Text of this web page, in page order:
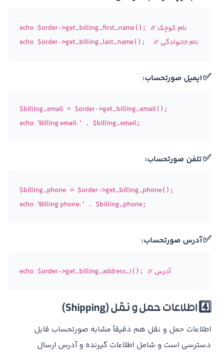
echo $order->get_billing_first_name();
// نام کوچک
echo $order->get_billing_last_name(); // نام خانوادگی
✅ایمیل صورتحساب:
$billing_email = $order->get_billing_email
echo 'Billing email: ' . $billing_email
✅تلفن صورتحساب:
$billing_phone = $order->get_billing_phone
echo 'Billing phone: ' . $billing_phone
✅آدرس صورتحساب:
echo $order->get_billing_address_1 (); // آدرس
4️⃣ اطلاعات حمل و نقل (Shipping)
اطلاعات حمل و نقل هم دقیقاً مشابه صورتحساب قابل
دسترسی است و شامل اطلاعات گیرنده و آدرس ارسال